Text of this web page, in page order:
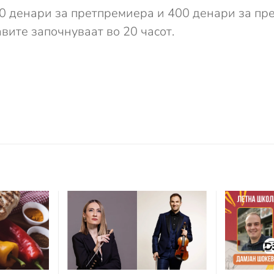
денари за претпремиера и 400 денари за
започнуваат во 20 часот.